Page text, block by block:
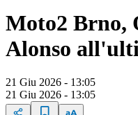
Moto2 Brno,
Alonso
21 Giu 2026 - 13:05
21 Giu 2026 - 13:05